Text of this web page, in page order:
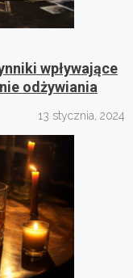
wpływające
odżywiania
13 stycznia, 2024